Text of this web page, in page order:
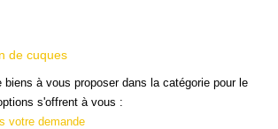
NOS AGENCES
CONTACT
alerte
de cuques
biens à vous proposer dans la catégorie pour le
s'offrent à vous :
votre demande